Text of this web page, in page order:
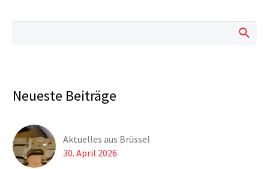
Neueste Beiträge
Aktuelles aus Brüssel
30. April 2026